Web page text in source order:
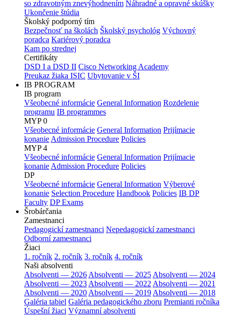
so zdravotným znevýhodnením Náhradné a opravné skúšky
Ukončenie štúdia
Školský podporný tím
Bezpečnosť na školách Školský psychológ Výchovný
poradca Kariérový poradca
Kam po strednej
Certifikáty
DSD I a DSD II Cisco Networking Academy
Preukaz žiaka ISIC Ubytovanie v ŠI
IB PROGRAM
IB program
Všeobecné informácie General Information Rozdelenie
programu IB programmes
MYP 0
Všeobecné informácie General Information Prijímacie
konanie Admission Procedure Policies
MYP 4
Všeobecné informácie General Information Prijímacie
konanie Admission Procedure Policies
DP
Všeobecné informácie General Information Výberové
konanie Selection Procedure Handbook Policies IB DP
Faculty DP Exams
Šrobárčania
Zamestnanci
Pedagogickí zamestnanci Nepedagogickí zamestnanci
Odborní zamestnanci
Žiaci
1. ročník 2. ročník 3. ročník 4. ročník
Naši absolventi
Absolventi — 2026 Absolventi — 2025 Absolventi — 2024
Absolventi — 2023 Absolventi — 2022 Absolventi — 2021
Absolventi — 2020 Absolventi — 2019 Absolventi — 2018
Galéria tabiel Galéria pedagogického zboru Premianti ročníka
Úspešní žiaci Významní absolventi